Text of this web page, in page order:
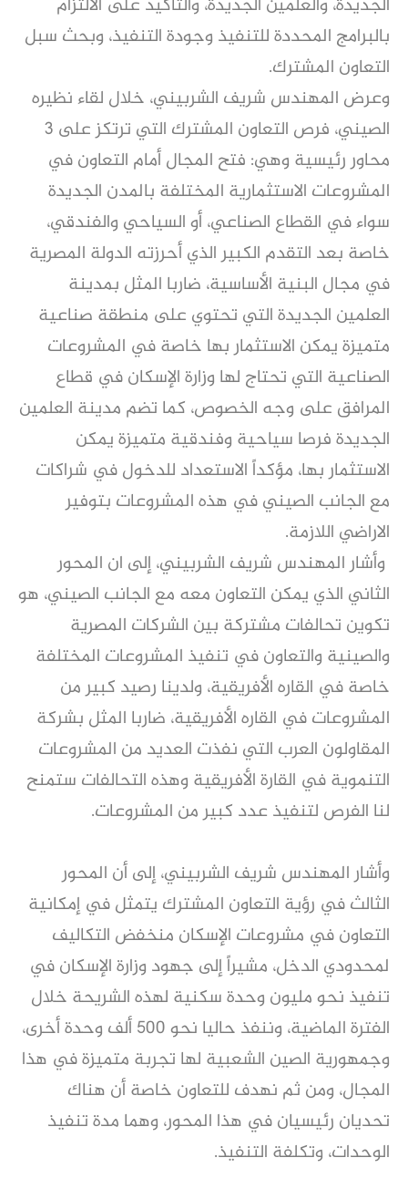
الجديدة، والعلمين الجديدة، والتأكيد على الالتزام
بالبرامج المحددة للتنفيذ وجودة التنفيذ، وبحث سبل
التعاون المشترك.
وعرض المهندس شريف الشربيني، خلال لقاء نظيره
الصيني، فرص التعاون المشترك التي ترتكز على 3
محاور رئيسية وهي: فتح المجال أمام التعاون في
المشروعات الاستثمارية المختلفة بالمدن الجديدة
سواء في القطاع الصناعي، أو السياحي والفندقي،
خاصة بعد التقدم الكبير الذي أحرزته الدولة المصرية
في مجال البنية الأساسية، ضاربا المثل بمدينة
العلمين الجديدة التي تحتوي على منطقة صناعية
متميزة يمكن الاستثمار بها خاصة في المشروعات
الصناعية التي تحتاج لها وزارة الإسكان في قطاع
المرافق على وجه الخصوص، كما تضم مدينة العلمين
الجديدة فرصا سياحية وفندقية متميزة يمكن
الاستثمار بها، مؤكداً الاستعداد للدخول في شراكات
مع الجانب الصيني في هذه المشروعات بتوفير
الاراضي اللازمة.
وأشار المهندس شريف الشربيني، إلى ان المحور
الثاني الذي يمكن التعاون معه مع الجانب الصيني، هو
تكوين تحالفات مشتركة بين الشركات المصرية
والصينية والتعاون في تنفيذ المشروعات المختلفة
خاصة في القاره الأفريقية، ولدينا رصيد كبير من
المشروعات في القاره الأفريقية، ضاربا المثل بشركة
المقاولون العرب التي نفذت العديد من المشروعات
التنموية في القارة الأفريقية وهذه التحالفات ستمنح
لنا الفرص لتنفيذ عدد كبير من المشروعات.
وأشار المهندس شريف الشربيني، إلى أن المحور
الثالث في رؤية التعاون المشترك يتمثل في إمكانية
التعاون في مشروعات الإسكان منخفض التكاليف
لمحدودي الدخل، مشيراً إلى جهود وزارة الإسكان في
تنفيذ نحو مليون وحدة سكنية لهذه الشريحة خلال
الفترة الماضية، وننفذ حاليا نحو 500 ألف وحدة أخرى،
وجمهورية الصين الشعبية لها تجربة متميزة في هذا
المجال، ومن ثم نهدف للتعاون خاصة أن هناك
تحديان رئيسيان في هذا المحور، وهما مدة تنفيذ
الوحدات، وتكلفة التنفيذ.